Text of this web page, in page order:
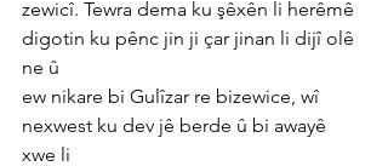
zewicî. Tewra dema ku şêxên li herêmê
digotin ku pênc jin ji çar jinan li dijî olê
ne û
ew nikare bi Gulîzar re bizewice, wî
nexwest ku dev jê berde û bi awayê
xwe li